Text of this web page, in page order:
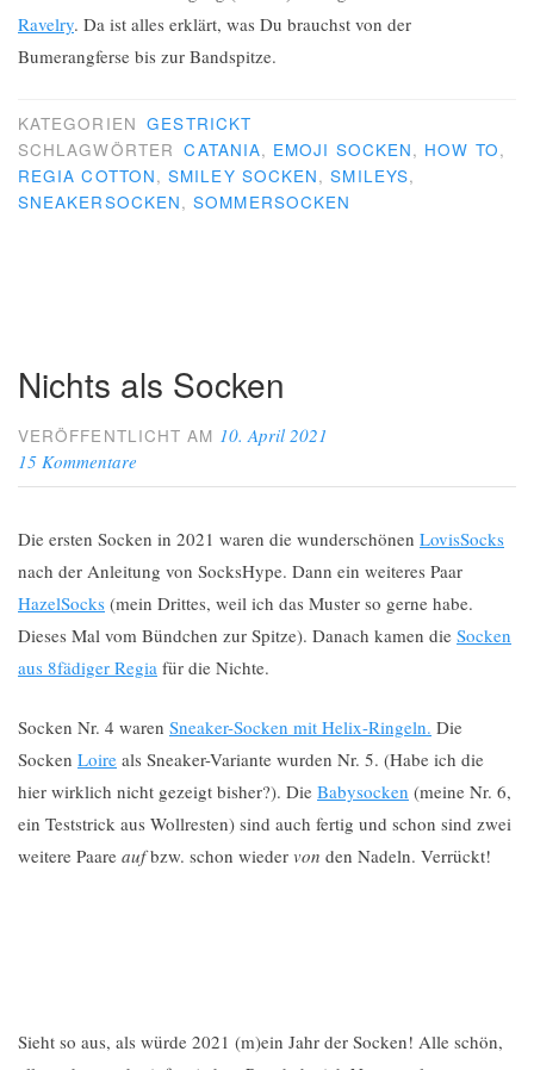
Ravelry. Da ist alles erklärt, was Du brauchst von der
Bumerangferse bis zur Bandspitze.
KATEGORIEN GESTRICKT
SCHLAGWÖRTER CATANIA, EMOJI SOCKEN, HOW TO,
REGIA COTTON,SMILEY SOCKEN,SMILEYS,
SNEAKERSOCKEN,SOMMERSOCKEN
Nichts als Socken
VERÖFFENTLICHT AM 10. April 2021
15 Kommentare
Die ersten Socken in 2021 waren die wunderschönen LovisSocks
nach der Anleitung von SocksHype. Dann ein weiteres Paar
HazelSocks (mein Drittes, weil ich das Muster so gerne habe.
Dieses Mal vom Bündchen zur Spitze). Danach kamen die Socken
aus 8fädiger Regia für die Nichte.
Socken Nr. 4 waren Sneaker-Socken mit Helix-Ringeln. Die
Socken Loire als Sneaker-Variante wurden Nr. 5. (Habe ich die
hier wirklich nicht gezeigt bisher?). Die Babysocken (meine Nr. 6,
ein Teststrick aus Wollresten) sind auch fertig und schon sind zwei
weitere Paare aufbzw. schon wieder von den Nadeln. Verrückt!
Sieht so aus, als würde 2021 (m)ein Jahr der Socken! Alle schön,